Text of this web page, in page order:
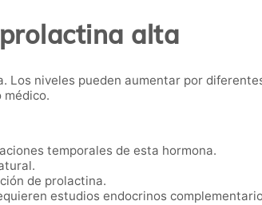
alta
Los niveles pueden aumentar por
temporales de esta hormona.
de prolactina.
estudios endocrinos